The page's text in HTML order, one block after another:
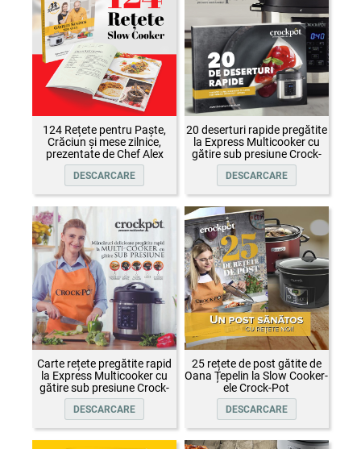
124 Rețete pentru Paște,
Crăciun și mese zilnice,
prezentate de Chef Alex
Cîrțu și invitații săi
DESCARCARE
20 deserturi rapide pregătite
la Express Multicooker cu
gătire sub presiune Crock-
Pot
DESCARCARE
Carte rețete pregătite rapid
la Express Multicooker cu
gătire sub presiune Crock-
Pot
DESCARCARE
25 rețete de post gătite de
Oana Țepelin la Slow Cooker-
ele Crock-Pot
DESCARCARE